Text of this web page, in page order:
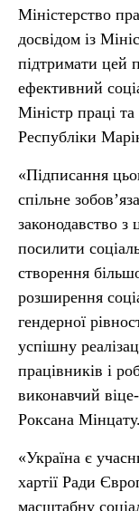
Міністерство
досвідом із
підтримати цей
ефективний
Міністр праці та
Республіки
«Підписання
спільне
законодавство
посилити
створення
розширення
гендерної
успішну
працівників і
виконавчий
Роксана Мінцату.
«Україна є
хартії Ради
масштабну